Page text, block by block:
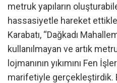
metruk yapıların
hassasiyetle hareket
Karabatı, “Dağkadı
kullanılmayan ve artık
lojmanının yıkımını Fen
marifetiyle gerçekleştirdik.